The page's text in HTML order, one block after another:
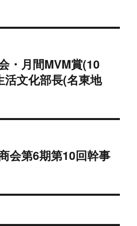
・月間MVM賞(10
文化部長(名東地
会第6期第10回幹事